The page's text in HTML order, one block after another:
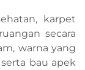
karpet
secara
warna yang
bau apek